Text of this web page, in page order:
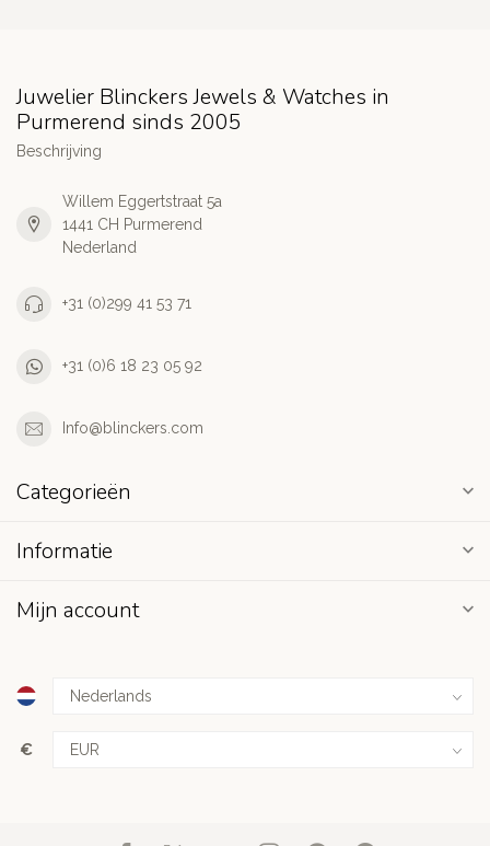
Juwelier Blinckers Jewels & Watches in
Purmerend sinds 2005
Beschrijving
Willem Eggertstraat 5a
1441 CH Purmerend
Nederland
+31 (0)299 41 53 71
+31 (0)6 18 23 05 92
Info@blinckers.com
Categorieën
Informatie
Mijn account
€